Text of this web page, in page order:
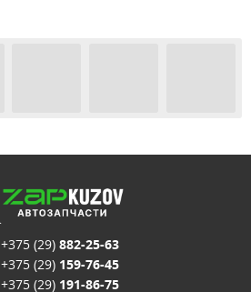
+375 (29) 882-25-63
+375 (29) 159-76-45
+375 (29) 191-86-75